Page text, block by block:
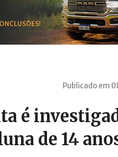
Publicado em
é
de 14